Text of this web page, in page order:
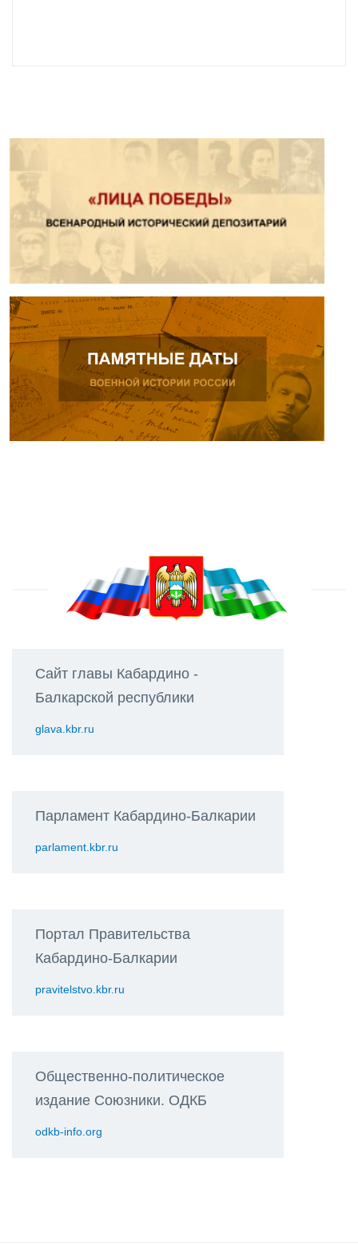
Сайт главы Кабардино -
Балкарской республики
glava.kbr.ru
Парламент Кабардино-Балкарии
parlament.kbr.ru
Портал Правительства
Кабардино-Балкарии
pravitelstvo.kbr.ru
Общественно-политическое
издание Союзники. ОДКБ
odkb-info.org